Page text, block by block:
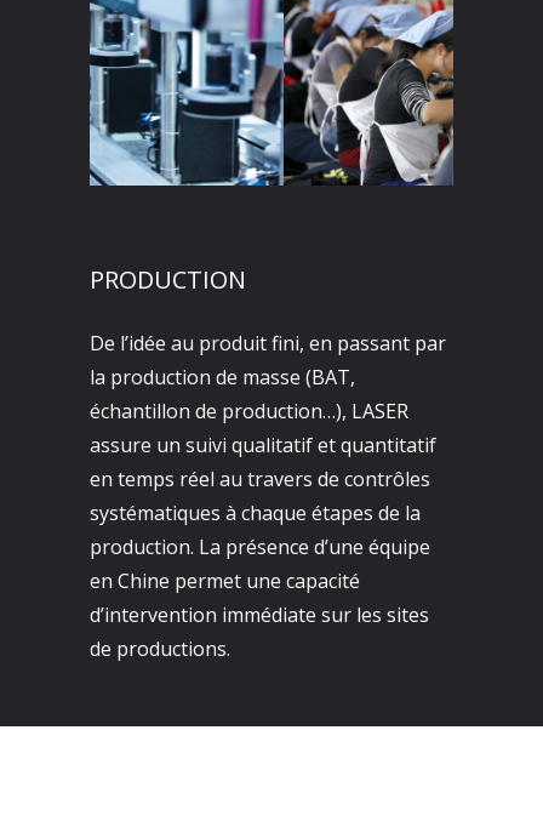
PRODUCTION
De l’idée au produit fini, en passant par
la production de masse (BAT,
échantillon de production…), LASER
assure un suivi qualitatif et quantitatif
en temps réel au travers de contrôles
systématiques à chaque étapes de la
production. La présence d’une équipe
en Chine permet une capacité
d’intervention immédiate sur les sites
de productions.